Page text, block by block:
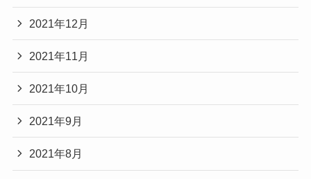
2021年12月
2021年11月
2021年10月
2021年9月
2021年8月